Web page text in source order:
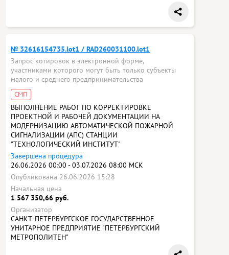
№ 32616154735.lot1 / RAD260031100.lot1
Запрос котировок в электронной форме,
участниками которого могут быть только субъекты
малого и среднего предпринимательства
СМП
ВЫПОЛНЕНИЕ РАБОТ ПО КОРРЕКТИРОВКЕ
ПРОЕКТНОЙ И РАБОЧЕЙ ДОКУМЕНТАЦИИ НА
МОДЕРНИЗАЦИЮ АВТОМАТИЧЕСКОЙ ПОЖАРНОЙ
СИГНАЛИЗАЦИИ (АПС) СТАНЦИИ
"ТЕХНОЛОГИЧЕСКИЙ ИНСТИТУТ"
Завершена процедура
26.06.2026 00:00 - 03.07.2026 08:00 МСК
Опубликована 26.06.2026 15:28
Начальная цена
1 567 350,66 руб.
Организатор
САНКТ-ПЕТЕРБУРГСКОЕ ГОСУДАРСТВЕННОЕ
УНИТАРНОЕ ПРЕДПРИЯТИЕ "ПЕТЕРБУРГСКИЙ
МЕТРОПОЛИТЕН"